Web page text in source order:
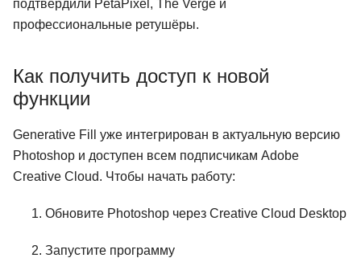
подтвердили PetaPixel, The Verge и
профессиональные ретушёры.
Как получить доступ к новой
функции
Generative Fill уже интегрирован в актуальную версию
Photoshop и доступен всем подписчикам Adobe
Creative Cloud. Чтобы начать работу:
Обновите Photoshop через Creative Cloud Desktop
Запустите программу